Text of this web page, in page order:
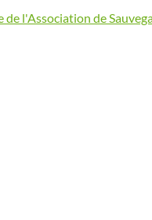
de l'Association de